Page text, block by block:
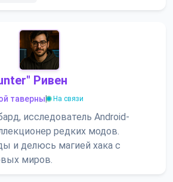
Ривен
таверны| На связи
исследователь Android-
редких модов.
и делюсь магией хака с
миров.